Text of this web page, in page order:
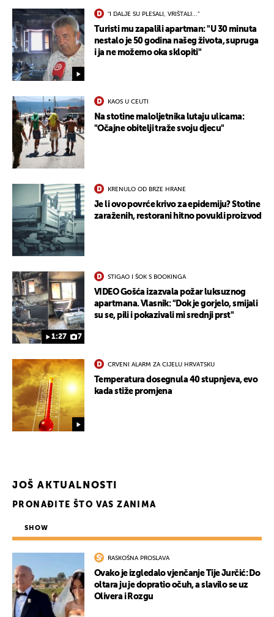
"I DALJE SU PLESALI, VRIŠTALI..."
Turisti mu zapalili apartman: "U 30 minuta
nestalo je 50 godina našeg života, supruga
i ja ne možemo oka sklopiti"
KAOS U CEUTI
Na stotine maloljetnika lutaju ulicama:
"Očajne obitelji traže svoju djecu"
KRENULO OD BRZE HRANE
Je li ovo povrće krivo za epidemiju? Stotine
zaraženih, restorani hitno povukli proizvod
1:27 7
STIGAO I ŠOK S BOOKINGA
VIDEO Gošća izazvala požar luksuznog
apartmana. Vlasnik: "Dok je gorjelo, smijali
su se, pili i pokazivali mi srednji prst"
CRVENI ALARM ZA CIJELU HRVATSKU
Temperatura dosegnula 40 stupnjeva, evo
kada stiže promjena
JOŠ AKTUALNOSTI
PRONAĐITE ŠTO VAS ZANIMA
SHOW
RASKOŠNA PROSLAVA
Ovako je izgledalo vjenčanje Tije Jurčić: Do
oltara ju je dopratio očuh, a slavilo se uz
Olivera i Rozgu
UKLJUČITE NOTIFIKACIJE